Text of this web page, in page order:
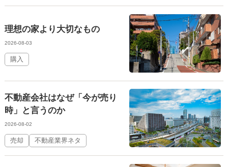
理想の家より大切なもの
2026-08-03
購入
不動産会社はなぜ「今が売り
時」と言うのか
2026-08-02
売却 不動産業界ネタ